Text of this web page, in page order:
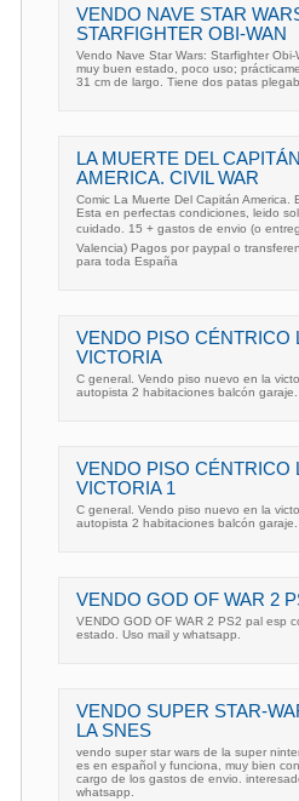
VENDO NAVE STAR
STARFIGHTER OBI-WAN
Vendo Nave Star Wars: Starfighter
muy buen estado, poco uso;
31 cm de largo. Tiene dos patas
LA MUERTE DEL CAPITÁN
AMERICA. CIVIL WAR
Comic La Muerte Del Capitán America.
Esta en perfectas condiciones, leido
cuidado. 15 + gastos de envio (o
Valencia) Pagos por paypal o
para toda España
VENDO PISO CÉNTRICO
VICTORIA
C general. Vendo piso nuevo en la
autopista 2 habitaciones balcón
VENDO PISO CÉNTRICO
VICTORIA 1
C general. Vendo piso nuevo en la
autopista 2 habitaciones balcón
VENDO GOD OF WAR 2
VENDO GOD OF WAR 2 PS2 pal esp
estado. Uso mail y whatsapp.
VENDO SUPER STAR-
LA SNES
vendo super star wars de la super
es en español y funciona, muy bien
cargo de los gastos de envio.
whatsapp.